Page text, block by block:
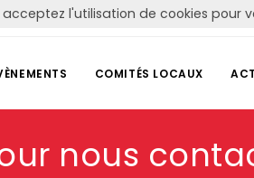
COMITÉS LOCAUX
nous
l'utilisation de cookies pour